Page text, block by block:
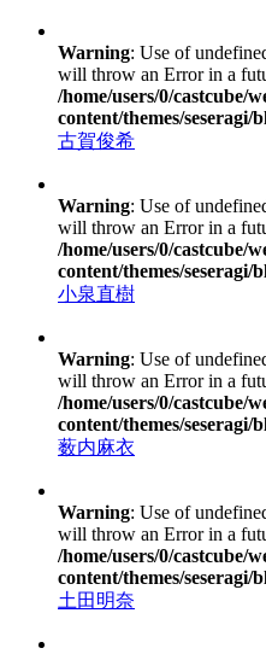
Warning: Use of
will throw an Error in a
/home/users/0/castcube/
content/themes/seseragi/
古賀俊希
Warning: Use of
will throw an Error in a
/home/users/0/castcube/
content/themes/seseragi/
小泉直樹
Warning: Use of
will throw an Error in a
/home/users/0/castcube/
content/themes/seseragi/
薮内麻衣
Warning: Use of
will throw an Error in a
/home/users/0/castcube/
content/themes/seseragi/
土田明奈